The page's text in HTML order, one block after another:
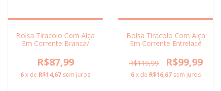
Bolsa Tiracolo Com Alça
Em Corrente Branca/
R$87,99
6x de R$14,67 sem juros
Bolsa Tiracolo Com Alça
Em Corrente Entrelacê
R$119,99 R$99,99
6x de R$16,67 sem juros